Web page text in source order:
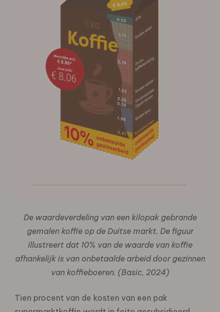
De waardeverdeling van een kilopak gebrande
gemalen koffie op de Duitse markt. De figuur
illustreert dat 10% van de waarde van koffie
afhankelijk is van onbetaalde arbeid door gezinnen
van koffieboeren. (Basic, 2024)
Tien procent van de kosten van een pak